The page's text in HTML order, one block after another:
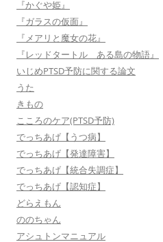
『かぐや姫』
『ガラスの仮面』
『メアリと魔女の花』
『レッドタートル ある島の物語』
いじめPTSD予防に関する論文
うた
きもの
こころのケア(PTSD予防)
でっちあげ【うつ病】
でっちあげ【発達障害】
でっちあげ【統合失調症】
でっちあげ【認知症】
どらえもん
ののちゃん
アシュトンマニュアル